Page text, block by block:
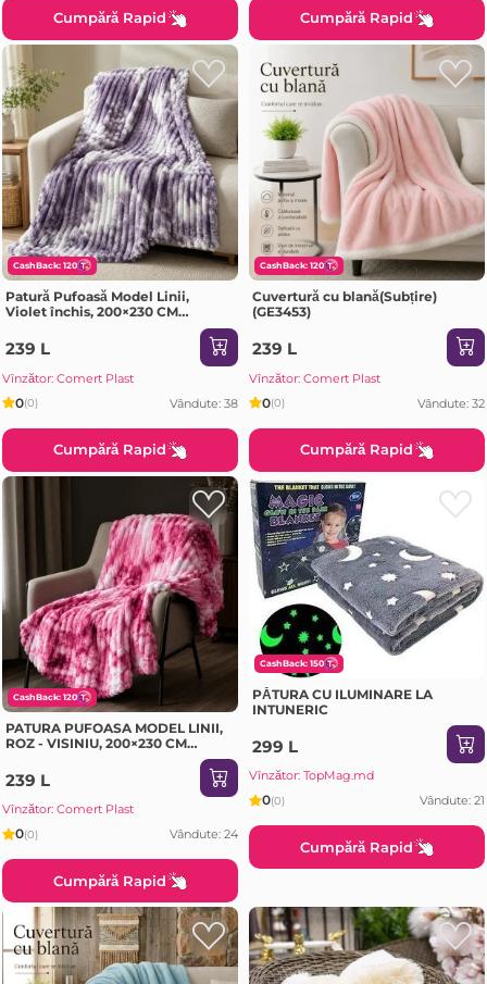
Cumpără Rapid Cumpără Rapid
CashBack: 120
Patură Pufoasă Model Linii,
Violet închis, 200×230 CM
239 L
Vînzător: Comert Plast
0(0) Vândute: 38
Cumpără Rapid
CashBack: 120
Cuvertură cu blană(Subțire)
(GE3453)
239 L
Vînzător: Comert Plast
0(0) Vândute: 32
Cumpără Rapid
CashBack: 120
PATURA PUFOASA MODEL LINII,
ROZ - VISINIU, 200×230 CM
239 L
Vînzător: Comert Plast
0(0) Vândute: 24
Cumpără Rapid
CashBack: 150
PĂTURA CU ILUMINARE LA
INTUNERIC
299 L
Vînzător: TopMag.md
0(0) Vândute: 21
Cumpără Rapid